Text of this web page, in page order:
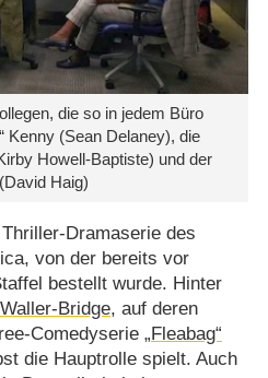
die so in jedem Büro
Kenny (Sean Delaney), die
Howell-Baptiste) und der
Haig)
Dramaserie des
von der bereits vor
bestellt wurde. Hinter
Bridge, auf deren
Comedyserie „Fleabag“
die Hauptrolle spielt. Auch